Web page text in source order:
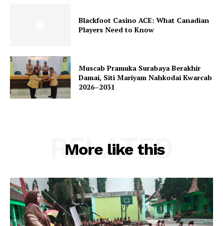
Blackfoot Casino ACE: What Canadian
Players Need to Know
Muscab Pramuka Surabaya Berakhir
Damai, Siti Mariyam Nahkodai Kwarcab
2026–2031
More like this
RELATED